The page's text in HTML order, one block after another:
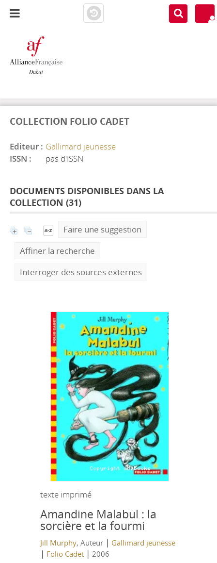
COLLECTION FOLIO CADET
Editeur : Gallimard jeunesse
ISSN :
pas d'ISSN
DOCUMENTS DISPONIBLES DANS LA
COLLECTION (31)
Faire une suggestion
Affiner la recherche
Interroger des sources externes
texte imprimé
Amandine Malabul : la
sorcière et la fourmi
Jill Murphy, Auteur | Gallimard jeunesse
| Folio Cadet| 2006